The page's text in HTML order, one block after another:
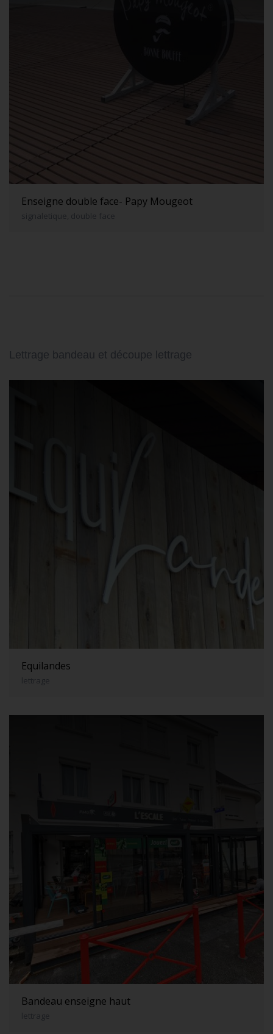
Enseigne double face- Papy Mougeot
signaletique, double face
Lettrage bandeau et découpe lettrage
Equilandes
lettrage
Bandeau enseigne haut
lettrage